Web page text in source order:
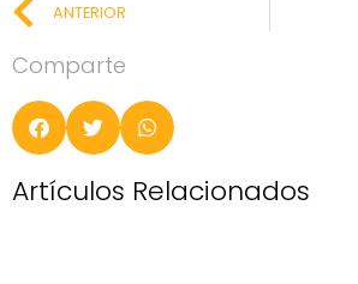
ANTERIOR
Comparte
Artículos Relacionados